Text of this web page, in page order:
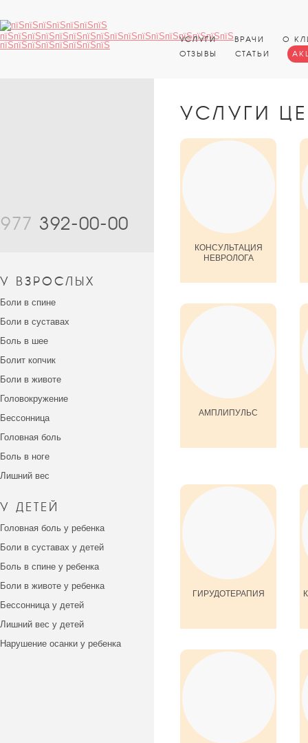
УСЛУГИ ВРАЧИ
О
ОТЗЫВЫ
СТАТЬИ
977 392-00-00
У ВЗРОСЛЫХ
Боли в спине
Боли в суставах
Боль в шее
Болит копчик
Боли в животе
Головокружение
Бессонница
Головная боль
Боль в ноге
Лишний вес
У ДЕТЕЙ
Головная боль у ребенка
Боли в суставах у детей
Боль в спине у ребенка
Боли в животе у ребенка
Бессонница у детей
Лишний вес у детей
Нарушение осанки у ребенка
УСЛУГИ
КОНСУЛЬТАЦИЯ
НЕВРОЛОГА
АМПЛИПУЛЬС
ГИРУДОТЕРАПИЯ